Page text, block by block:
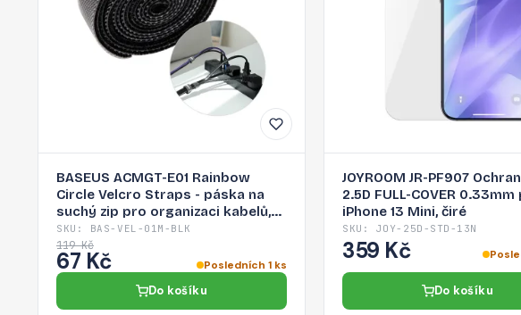
BASEUS ACMGT-E01 Rainbow
Circle Velcro Straps - páska na
suchý zip pro organizaci kabelů,
1m, černá
SKU: BAS-VEL-01M-BLK
119 Kč
67 Kč Posledních 1 ks
Do košíku
JOYROOM JR-PF907
2.5D FULL-COVER 0.33mm
iPhone 13 Mini, čiré
SKU: JOY-25D-STD-13N
359 Kč
Do košíku